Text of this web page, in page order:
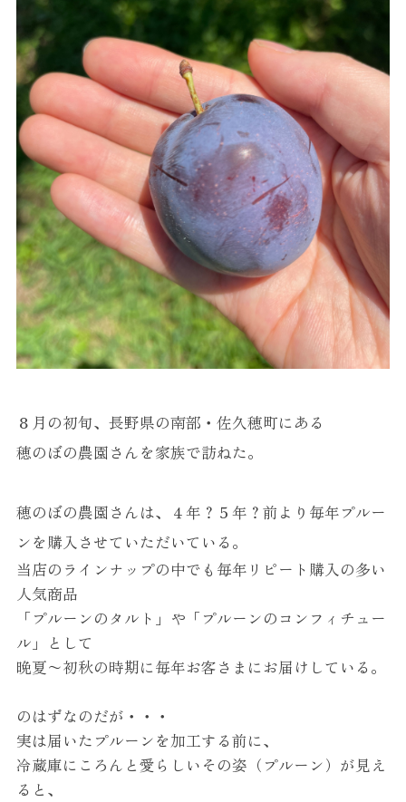
８月の初旬、長野県の南部・佐久穂町にある
穂のぼの農園さんを家族で訪ねた。
穂のぼの農園さんは、４年？５年？前より毎年プルー
ンを購入させていただいている。
当店のラインナップの中でも毎年リピート購入の多い
人気商品
「 プルーンのタルト」や「 プルーンのコンフィチュー
ル」として
晩夏〜初秋の時期に毎年お客さまにお届けしている。
のはずなのだが・・・
実は届いた プルーンを加工する前に、
冷蔵庫にころんと愛らしいその姿（プルーン）が見え
ると、